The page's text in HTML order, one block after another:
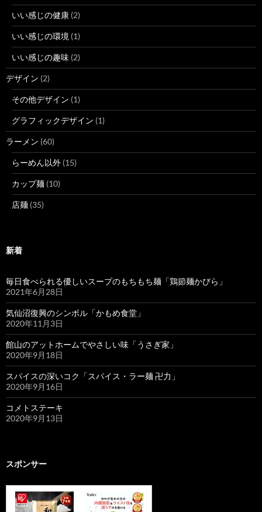
いい感じの健康 (2)
いい感じの環境 (1)
いい感じの趣味 (2)
デザイン (2)
その他デザイン (1)
グラフィックデザイン (1)
ラーメン (60)
らーめん以外 (15)
カップ麺 (10)
店麺 (35)
新着
毎日食べられる優しいスープのもちもち麺「鶏節麺かびら」
2021年6月28日
気仙沼復興のシンボル「かもめ食堂」
2020年11月3日
館山のアットホームでやさしい味「うさぎ家」
2020年9月18日
スパイスの深いコク「スパイス・ラー麺 卍力」
2020年9月16日
コメトステーキ
2020年9月13日
スポンサー